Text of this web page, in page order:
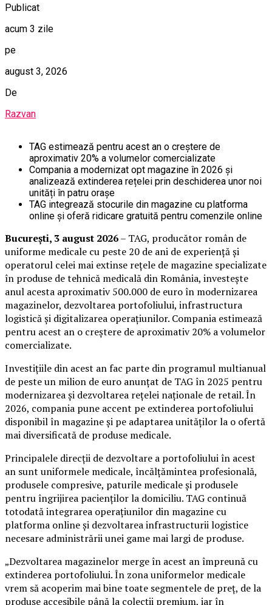
Publicat
acum 3 zile
pe
august 3, 2026
De
Razvan
TAG estimează pentru acest an o creștere de
aproximativ 20% a volumelor comercializate
Compania a modernizat opt magazine în 2026 și
analizează extinderea rețelei prin deschiderea unor noi
unități în patru orașe
TAG integrează stocurile din magazine cu platforma
online și oferă ridicare gratuită pentru comenzile online
București, 3 august 2026– TAG, producător român de
uniforme medicale cu peste 20 de ani de experiență și
operatorul celei mai extinse rețele de magazine specializate
în produse de tehnică medicală din România, investește
anul acesta aproximativ 500.000 de euro în modernizarea
magazinelor, dezvoltarea portofoliului, infrastructura
logistică și digitalizarea operațiunilor. Compania estimează
pentru acest an o creștere de aproximativ 20% a volumelor
comercializate.
Investițiile din acest an fac parte din programul multianual
de peste un milion de euro anunțat de TAG în 2025 pentru
modernizarea și dezvoltarea rețelei naționale de retail. În
2026, compania pune accent pe extinderea portofoliului
disponibil în magazine și pe adaptarea unităților la o ofertă
mai diversificată de produse medicale.
Principalele direcții de dezvoltare a portofoliului în acest
an sunt uniformele medicale, încălțămintea profesională,
produsele compresive, paturile medicale și produsele
pentru îngrijirea pacienților la domiciliu. TAG continuă
totodată integrarea operațiunilor din magazine cu
platforma online și dezvoltarea infrastructurii logistice
necesare administrării unei game mai largi de produse.
„Dezvoltarea magazinelor merge în acest an împreună cu
extinderea portofoliului. În zona uniformelor medicale
vrem să acoperim mai bine toate segmentele de preț, de la
produse accesibile până la colecții premium, iar în